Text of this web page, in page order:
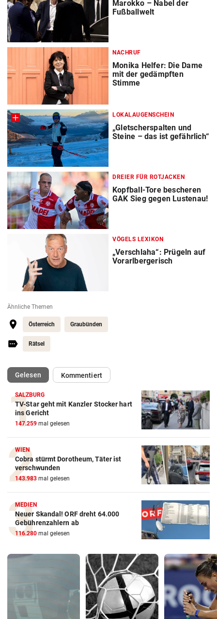
Marokko – Nabel der
Fußballwelt
NACHRUF
Monika Helfer: Die Dame
mit der gedämpften
Stimme
LOKALAUGENSCHEIN
„Gletscherspalten und
Steine – das ist gefährlich“
DREIER FÜR ROTJACKEN
Kopfball-Tore bescheren
GAK Sieg gegen Lustenau!
VÖGELS LEXIKON
„Verschlaha“: Prügeln auf
Vorarlbergerisch
Ähnliche Themen
Österreich Graubünden
Rätsel
Gelesen(ausgewählt)Kommentiert
SALZBURG
TV-Star geht mit Kanzler Stocker hart
ins Gericht
147.259 mal gelesen
WIEN
Cobra stürmt Dorotheum, Täter ist
verschwunden
143.983 mal gelesen
MEDIEN
Neuer Skandal! ORF dreht 64.000
Gebührenzahlern ab
116.280 mal gelesen